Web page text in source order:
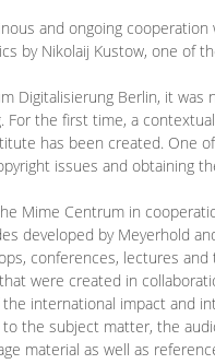
and ongoing
by Nikolaij Kustow, one of
Digitalisierung Berlin, it was
the first time, a
has been created. One
issues and obtaining
Mime Centrum in
developed by Meyerhold
conferences, lectures and
were created in
international impact and
the subject matter, the
material as well as